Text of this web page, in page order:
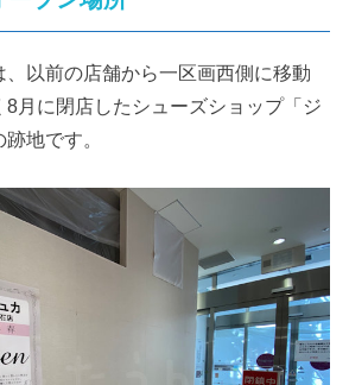
、以前の店舗から一区画西側に移動
8月に閉店したシューズショップ「ジ
地です。